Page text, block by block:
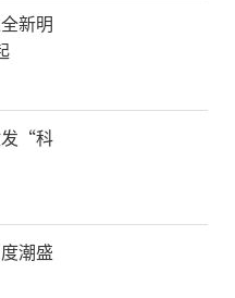
对于40年前已经大
可逆转。全球变
带来了灾难性的影
接受自己的命运，
的方式，给人类一
时间推移会如何上
法特别准确地估
光纤电缆测温法，
新明
发“科
潮盛